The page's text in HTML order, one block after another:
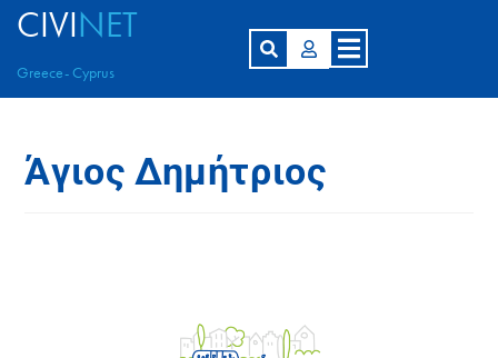
CIVINET
Greece- Cyprus
Άγιος Δημήτριος